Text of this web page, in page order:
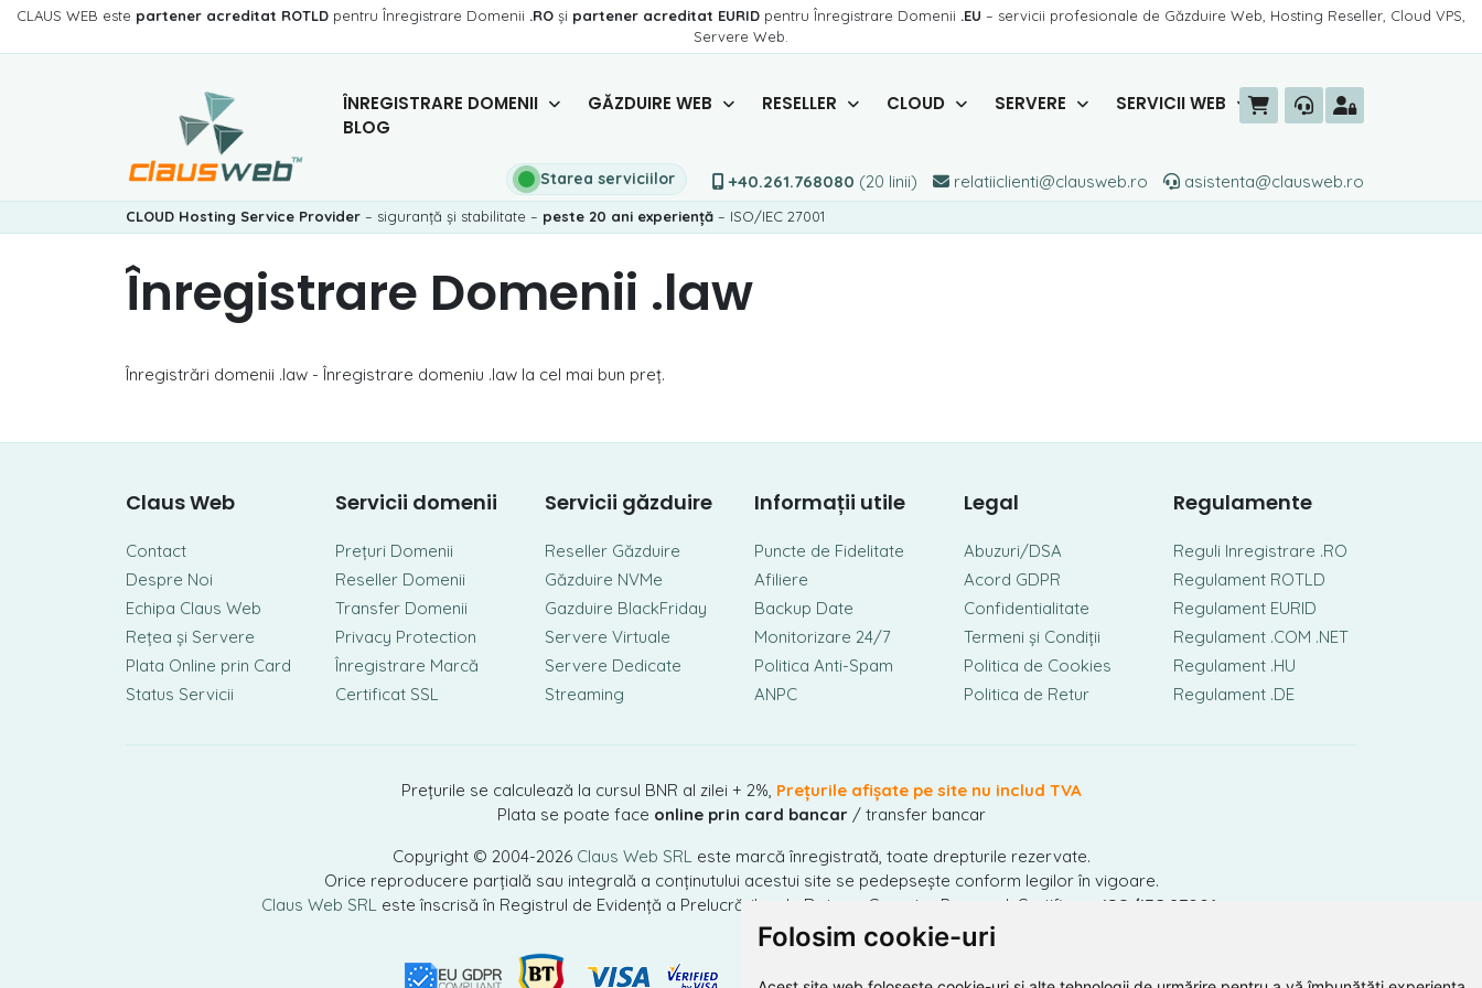
Folosim cookie-uri
CLAUS WEB este partener acreditat ROTLD pentru Înregistrare Domenii .RO și partener acreditat EURID pentru Înregistrare Domenii .EU – servicii profesionale de Găzduire Web, Hosting Reseller, Cloud VPS,
Servere Web.
ÎNREGISTRARE DOMENII GĂZDUIRE WEB RESELLER CLOUD SERVERE
SERVICII WEB
BLOG
Starea serviciilor +40.261.768080 (20 linii) relatiiclienti@clausweb.ro asistenta@clausweb.ro
CLOUD Hosting Service Provider – siguranță și stabilitate – peste 20 ani experiență – ISO/IEC 27001
Înregistrare Domenii .law
Înregistrări domenii .law - Înregistrare domeniu .law la cel mai bun preț.
Claus Web
Contact
Despre Noi
Echipa Claus Web
Rețea și Servere
Plata Online prin Card
Status Servicii
Servicii domenii
Prețuri Domenii
Reseller Domenii
Transfer Domenii
Privacy Protection
Înregistrare Marcă
Certificat SSL
Servicii găzduire
Reseller Găzduire
Găzduire NVMe
Gazduire BlackFriday
Servere Virtuale
Servere Dedicate
Streaming
Informații utile
Puncte de Fidelitate
Afiliere
Backup Date
Monitorizare 24/7
Politica Anti-Spam
ANPC
Legal
Abuzuri/DSA
Acord GDPR
Confidentialitate
Termeni și Condiții
Politica de Cookies
Politica de Retur
Regulamente
Reguli Inregistrare .RO
Regulament ROTLD
Regulament EURID
Regulament .COM .NET
Regulament .HU
Regulament .DE
Prețurile se calculează la cursul BNR al zilei + 2%, Prețurile afișate pe site nu includ TVA
Plata se poate face online prin card bancar / transfer bancar
Copyright © 2004-2026 Claus Web SRLeste marcă înregistrată, toate drepturile rezervate.
Orice reproducere parțială sau integrală a conținutului acestui site se pedepsește conform legilor în vigoare.
Claus Web SRL este înscrisă în Registrul de Evidență a Prelucrărilor de Date cu Caracter Personal. Certificare ISO/IEC 27001.